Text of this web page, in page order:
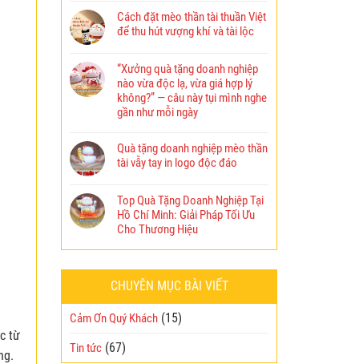
từ
Cách đặt mèo thần tài thuần Việt
để thu hút vượng khí và tài lộc
“Xưởng quà tặng doanh nghiệp
nào vừa độc lạ, vừa giá hợp lý
không?” — câu này tụi mình nghe
gần như mỗi ngày
Quà tặng doanh nghiệp mèo thần
tài vẫy tay in logo độc đáo
Top Quà Tặng Doanh Nghiệp Tại
Hồ Chí Minh: Giải Pháp Tối Ưu
Cho Thương Hiệu
CHUYÊN MỤC BÀI VIẾT
Cảm Ơn Quý Khách (15)
Tin tức (67)